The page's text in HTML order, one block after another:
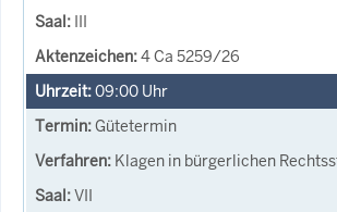
III
4 Ca 5259/26
09:00 Uhr
Gütetermin
Klagen in bürgerlichen
VII